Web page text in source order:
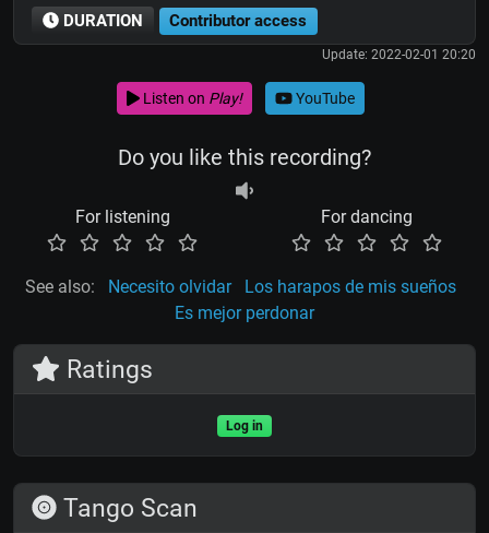
DURATION Contributor access
Update: 2022-02-01 20:20
Listen on Play! YouTube
Do you like this recording?
For listening For dancing
See also: Necesito olvidar
Los harapos de mis sueños
Es mejor perdonar
Ratings
Log in
Tango Scan